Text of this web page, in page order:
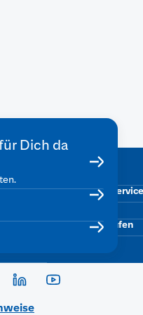
Dich da
junge
Services
Kontowechselservice
Vertrag widerrufen